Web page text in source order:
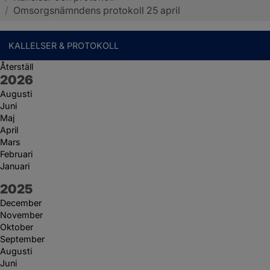
/ Omsorgsnämndens protokoll 25 april
KALLELSER & PROTOKOLL
Återställ
År:
2026
Augusti
Juni
Maj
April
Mars
Februari
Januari
År:
2025
December
November
Oktober
September
Augusti
Juni